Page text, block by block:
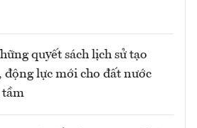
quyết sách lịch sử tạo
động lực mới cho đất nước
tầm